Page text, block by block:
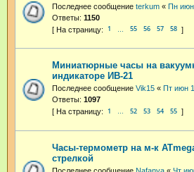
Последнее сообщение terkum « Пн июн
Ответы: 1150
1 55 56 57 58
Миниатюрные часы на
индикаторе ИВ-21
Последнее сообщение Vik15 « Пт июн
Ответы: 1097
1 … 52 53 54 55
Часы-термометр на м-к
стрелкой